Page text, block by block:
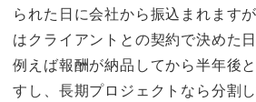
られた日に会社から振込まれます
はクライアントとの契約で決めた
例えば報酬が納品してから半年後
すし、長期プロジェクトなら分割